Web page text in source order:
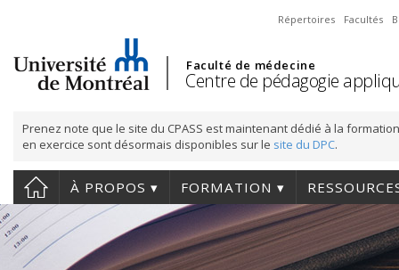
Répertoires Facultés
Faculté de médecine
Centre de pédagogie
Prenez note que le site du CPASS est maintenant dédié à la
en exercice sont désormais disponibles sur le site du DPC.
À PROPOS FORMATION